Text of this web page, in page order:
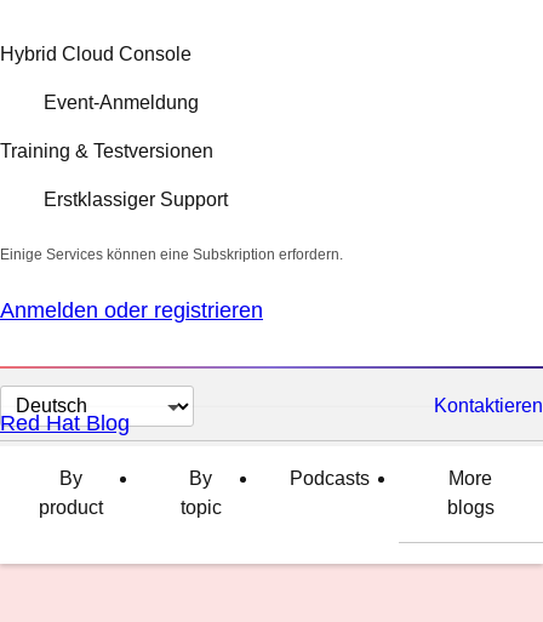
Hybrid Cloud Console
Event-Anmeldung
Training & Testversionen
Erstklassiger Support
Einige Services können eine Subskription erfordern.
Anmelden oder registrieren
Sprache
auswählen
Kontaktieren
Red Hat Blog
By
product
By
topic
Podcasts
More
blogs